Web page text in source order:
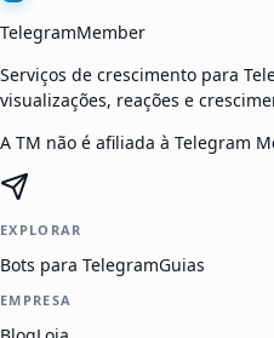
TelegramMember
Serviços de crescimento para
visualizações, reações e
A TM não é afiliada à Telegram
EXPLORAR
Bots para TelegramGuias
EMPRESA